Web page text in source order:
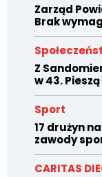
Zarząd
Brak
Z
w 43.
Sport
17 drużyn
zawody
CARITAS